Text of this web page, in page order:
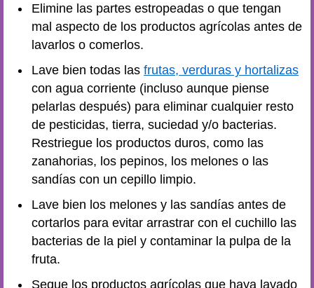
Elimine las partes estropeadas o que tengan
mal aspecto de los productos agrícolas antes de
lavarlos o comerlos.
Lave bien todas las frutas, verduras y hortalizas
con agua corriente (incluso aunque piense
pelarlas después) para eliminar cualquier resto
de pesticidas, tierra, suciedad y/o bacterias.
Restriegue los productos duros, como las
zanahorias, los pepinos, los melones o las
sandías con un cepillo limpio.
Lave bien los melones y las sandías antes de
cortarlos para evitar arrastrar con el cuchillo las
bacterias de la piel y contaminar la pulpa de la
fruta.
Seque los productos agrícolas que haya lavado